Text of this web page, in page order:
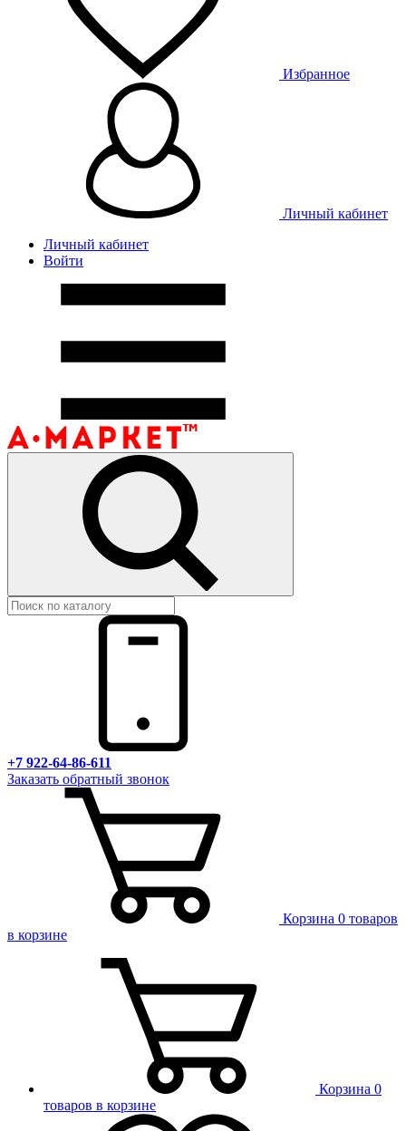
Избранное
Личный кабинет
Личный кабинет
Войти
+7 922-64-86-611
Заказать обратный звонок
Корзина 0 товаров
в корзине
Корзина 0
товаров в корзине